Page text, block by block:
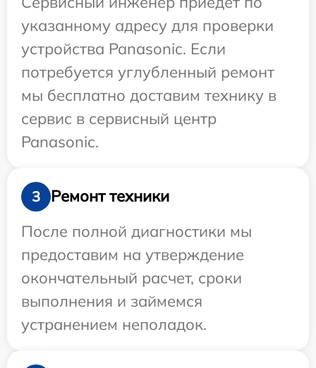
указанному адресу для проверки
устройства Panasonic. Если
потребуется углубленный ремонт
мы бесплатно доставим технику в
сервис в сервисный центр
Panasonic.
3
Ремонт техники
После полной диагностики мы
предоставим на утверждение
окончательный расчет, сроки
выполнения и займемся
устранением неполадок.